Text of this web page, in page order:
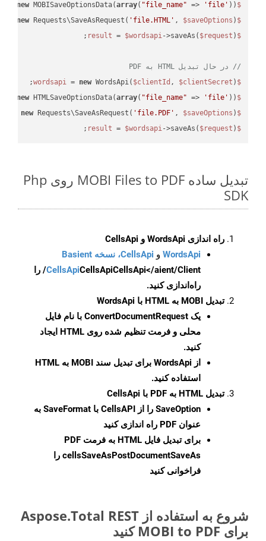
$saveOptions
new MOBISaveOptionsData(array( "file_name" => 'file' ));
$request
new Requests\SaveAsRequest( 'file.HTML' , $saveOptions );
$result
= $wordsapi->saveAs( $request
// در حال تبدیل HTML به PDF
$wordsapi
= new WordsApi( $clientId , $clientSecret );
$saveOptions
new HTMLSaveOptionsData(array( "file_name" => 'file' ));
$request
new Requests\SaveAsRequest( 'file.PDF' , $saveOptions );
$result
= $wordsapi->saveAs( $request );
تبدیل ساده MOBI Files to PDF روی Php
SDK
راه اندازی WordsApi و CellsApi
WordsApi و CellsApi، نسخه Basient
CellsApiCellsApi
CellsApi</aient/Client/ را
راه‌اندازی کنید.
تبدیل MOBI به HTML با WordsApi
یک ConvertDocumentRequest با نام فایل
محلی و فرمت تنظیم شده روی HTML ایجاد
کنید.
از WordsApi برای تبدیل سند MOBI به HTML
استفاده کنید.
تبدیل HTML به PDF با CellsApi
SaveOption
را از CellsAPI با SaveFormat به
عنوان PDF راه اندازی کنید
برای تبدیل فایل HTML به فرمت
PDF
cellsSaveAsPostDocumentSaveAs را
فراخوانی کنید
شروع به استفاده از Aspose.Total REST
برای MOBI to PDF کنید